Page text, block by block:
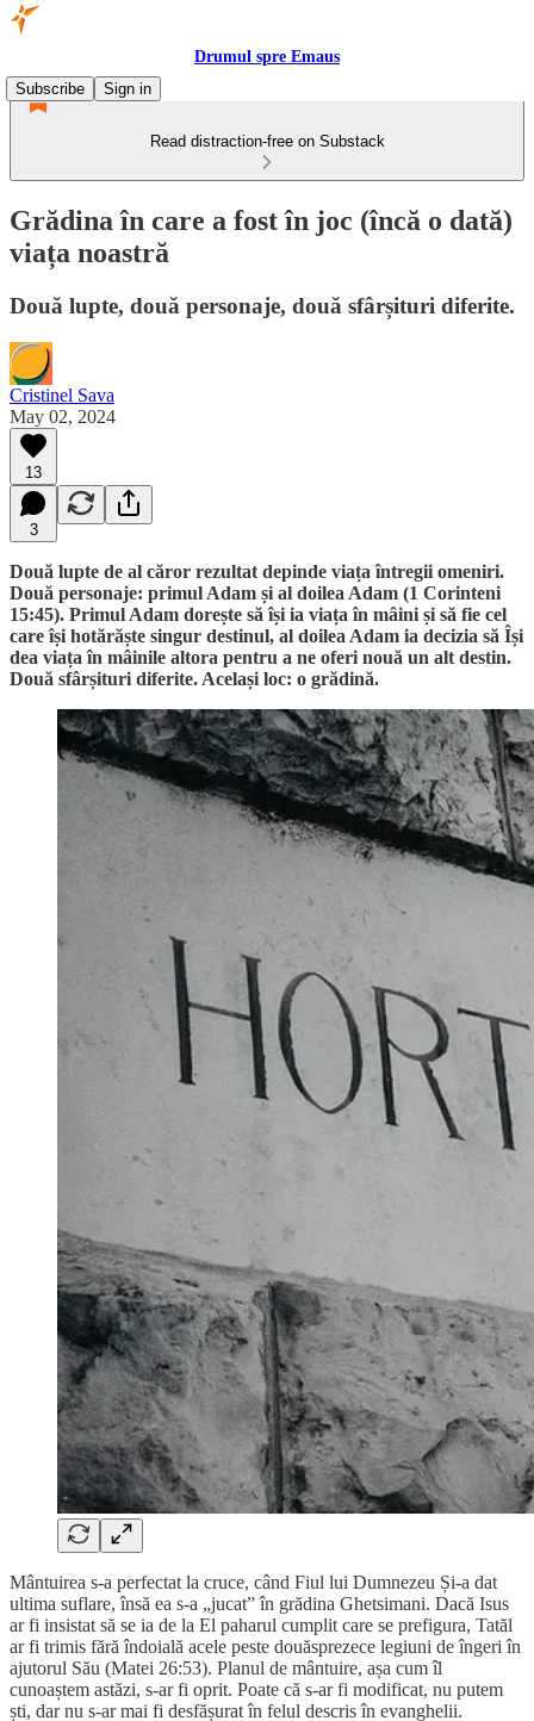
Drumul spre Emaus
Subscribe
Sign in
Read distraction-free on Substack
Grădina în care a fost în joc (încă o dată)
viața noastră
Două lupte, două personaje, două sfârșituri diferite.
Cristinel Sava
May 02, 2024
13
3
Două lupte de al căror rezultat depinde viața întregii omeniri.
Două personaje: primul Adam și al doilea Adam (1 Corinteni
15:45). Primul Adam dorește să își ia viața în mâini și să fie cel
care își hotărăște singur destinul, al doilea Adam ia decizia să Își
dea viața în mâinile altora pentru a ne oferi nouă un alt destin.
Două sfârșituri diferite. Același loc: o grădină.
Mântuirea s-a perfectat la cruce, când Fiul lui Dumnezeu Și-a dat
ultima suflare, însă ea s-a „jucat” în grădina Ghetsimani. Dacă Isus
ar fi insistat să se ia de la El paharul cumplit care se prefigura, Tatăl
ar fi trimis fără îndoială acele peste douăsprezece legiuni de îngeri în
ajutorul Său (Matei 26:53). Planul de mântuire, așa cum îl
cunoaștem astăzi, s-ar fi oprit. Poate că s-ar fi modificat, nu putem
ști, dar nu s-ar mai fi desfășurat în felul descris în evanghelii.